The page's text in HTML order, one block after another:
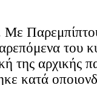
του
της αρχικής
κατά